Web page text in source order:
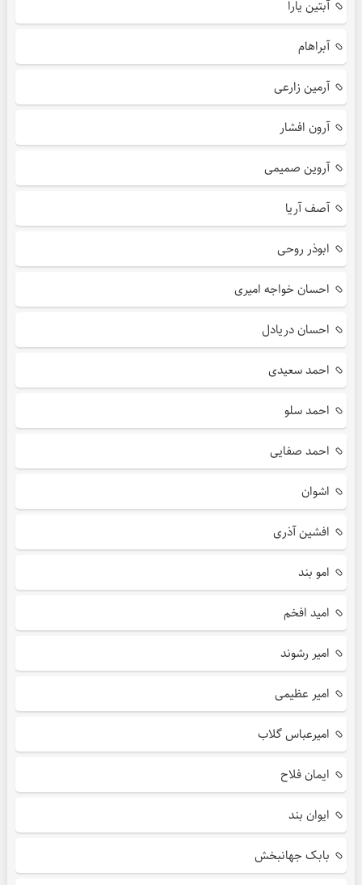
آبتین یارا
آبراهام
آرمین زارعی
آرون افشار
آروین صمیمی
آصف آریا
ابوذر روحی
احسان خواجه امیری
احسان دریادل
احمد سعیدی
احمد سلو
احمد صفایی
اشوان
افشین آذری
امو بند
امید افخم
امیر رشوند
امیر عظیمی
امیرعباس گلاب
ایمان فلاح
ایوان بند
بابک جهانبخش